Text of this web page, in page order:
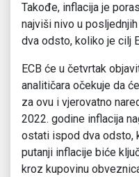
Takođe, inflacija je
najviši nivo u
dva odsto, koliko je cilj
ECB će u četvrtak
analitičara očekuje da
za ovu i vjerovatno
2022. godine inflacija
ostati ispod dva odsto,
putanji inflacije biće
kroz kupovinu